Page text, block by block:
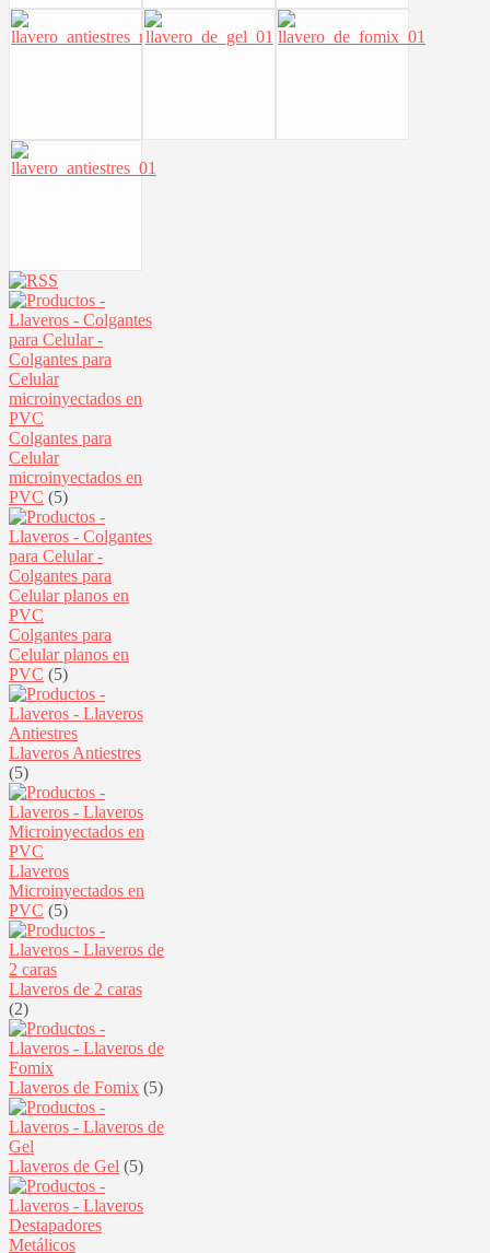
Colgantes para
Celular
microinyectados en
PVC (5)
Colgantes para
Celular planos en
PVC (5)
Llaveros Antiestres
(5)
Llaveros
Microinyectados en
PVC (5)
Llaveros de 2 caras
(2)
Llaveros de Fomix (5)
Llaveros de Gel (5)